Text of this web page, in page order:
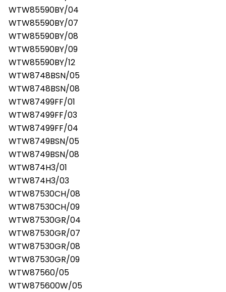
WTW85590BY/04
WTW85590BY/07
WTW85590BY/08
WTW85590BY/09
WTW85590BY/12
WTW8748BSN/05
WTW8748BSN/08
WTW87499FF/01
WTW87499FF/03
WTW87499FF/04
WTW8749BSN/05
WTW8749BSN/08
WTW874H3/01
WTW874H3/03
WTW87530CH/08
WTW87530CH/09
WTW87530GR/04
WTW87530GR/07
WTW87530GR/08
WTW87530GR/09
WTW87560/05
WTW875600W/05